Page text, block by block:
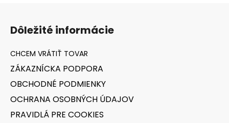
Dôležité informácie
ZÁKAZNÍCKA PODPORA
OBCHODNÉ PODMIENKY
OCHRANA OSOBNÝCH ÚDAJOV
PRAVIDLÁ PRE COOKIES